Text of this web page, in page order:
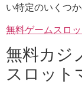
い特定のいくつ
無料ゲームスロ
無料カジ
スロット